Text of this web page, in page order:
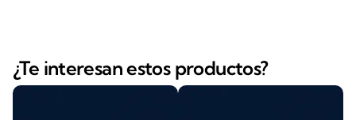
¿Te interesan estos productos?